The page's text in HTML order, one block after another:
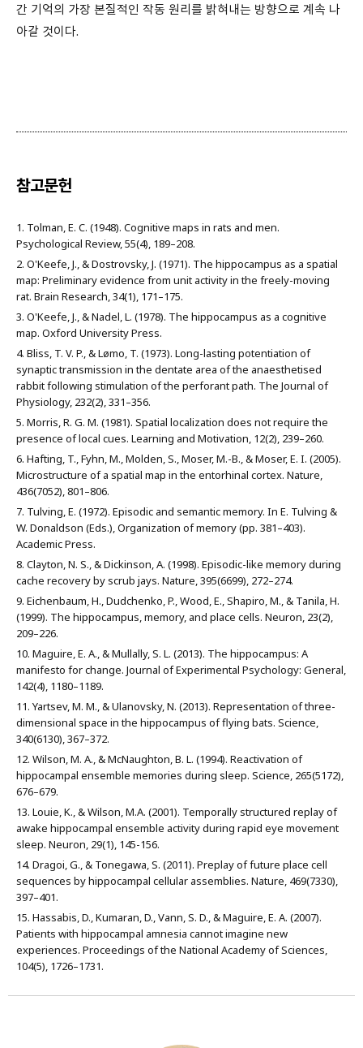
간 기억의 가장 본질적인 작동 원리를 밝혀내는 방향으로 계속 나
아갈 것이다.
참고문헌
Tolman, E. C. (1948). Cognitive maps in rats and men.
Psychological Review, 55(4), 189–208.
O'Keefe, J., & Dostrovsky, J. (1971). The hippocampus as a spatial
map: Preliminary evidence from unit activity in the freely-moving
rat. Brain Research, 34(1), 171–175.
O'Keefe, J., & Nadel, L. (1978). The hippocampus as a cognitive
map. Oxford University Press.
Bliss, T. V. P., & Lømo, T. (1973). Long-lasting potentiation of
synaptic transmission in the dentate area of the anaesthetised
rabbit following stimulation of the perforant path. The Journal of
Physiology, 232(2), 331–356.
Morris, R. G. M. (1981). Spatial localization does not require the
presence of local cues. Learning and Motivation, 12(2), 239–260.
Hafting, T., Fyhn, M., Molden, S., Moser, M.-B., & Moser, E. I. (2005).
Microstructure of a spatial map in the entorhinal cortex. Nature,
436(7052), 801–806.
Tulving, E. (1972). Episodic and semantic memory. In E. Tulving &
W. Donaldson (Eds.), Organization of memory (pp. 381–403).
Academic Press.
Clayton, N. S., & Dickinson, A. (1998). Episodic-like memory during
cache recovery by scrub jays. Nature, 395(6699), 272–274.
Eichenbaum, H., Dudchenko, P., Wood, E., Shapiro, M., & Tanila, H.
(1999). The hippocampus, memory, and place cells. Neuron, 23(2),
209–226.
Maguire, E. A., & Mullally, S. L. (2013). The hippocampus: A
manifesto for change. Journal of Experimental Psychology: General,
142(4), 1180–1189.
Yartsev, M. M., & Ulanovsky, N. (2013). Representation of three-
dimensional space in the hippocampus of flying bats. Science,
340(6130), 367–372.
Wilson, M. A., & McNaughton, B. L. (1994). Reactivation of
hippocampal ensemble memories during sleep. Science, 265(5172),
676–679.
Louie, K., & Wilson, M.A. (2001). Temporally structured replay of
awake hippocampal ensemble activity during rapid eye movement
sleep. Neuron, 29(1), 145-156.
Dragoi, G., & Tonegawa, S. (2011). Preplay of future place cell
sequences by hippocampal cellular assemblies. Nature, 469(7330),
397–401.
Hassabis, D., Kumaran, D., Vann, S. D., & Maguire, E. A. (2007).
Patients with hippocampal amnesia cannot imagine new
experiences. Proceedings of the National Academy of Sciences,
104(5), 1726–1731.